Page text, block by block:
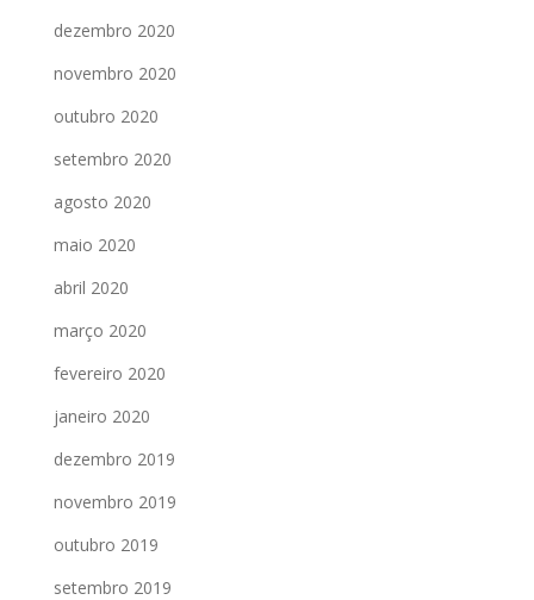
dezembro 2020
novembro 2020
outubro 2020
setembro 2020
agosto 2020
maio 2020
abril 2020
março 2020
fevereiro 2020
janeiro 2020
dezembro 2019
novembro 2019
outubro 2019
setembro 2019